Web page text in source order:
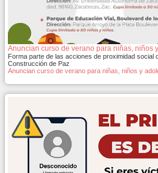
Anuncian curso de verano para niñas, niños
Forma parte de las acciones de proximidad social
Construcción de Paz
Anuncian curso de verano para niñas, niños y